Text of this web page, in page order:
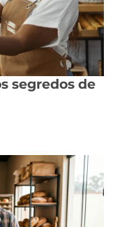
segredos de